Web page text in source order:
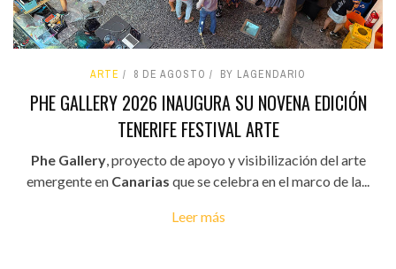
ARTE 8 DE AGOSTO BY LAGENDARIO
PHE GALLERY 2026 INAUGURA SU NOVENA EDICIÓN
TENERIFE FESTIVAL ARTE
Phe Gallery, proyecto de apoyo y visibilización del arte
emergente en Canarias que se celebra en el marco de la...
Leer más